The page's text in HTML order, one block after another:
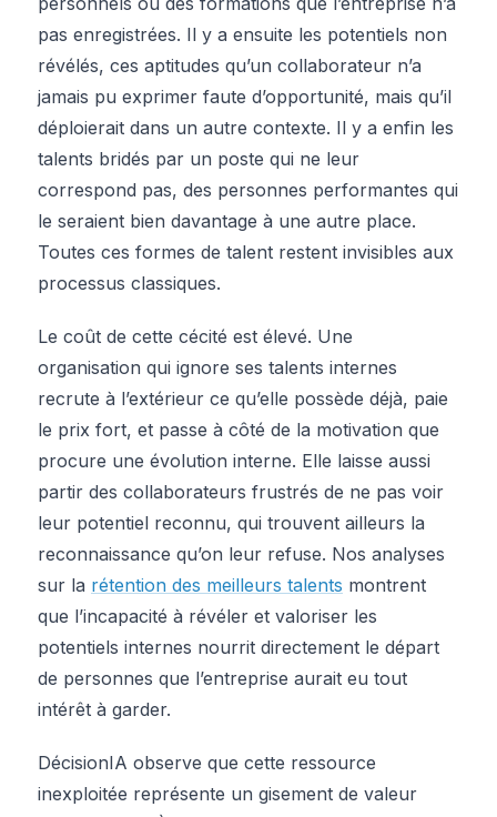
pas enregistrées. Il y a ensuite les potentiels non
révélés, ces aptitudes qu’un collaborateur n’a
jamais pu exprimer faute d’opportunité, mais qu’il
déploierait dans un autre contexte. Il y a enfin les
talents bridés par un poste qui ne leur
correspond pas, des personnes performantes qui
le seraient bien davantage à une autre place.
Toutes ces formes de talent restent invisibles aux
processus classiques.
Le coût de cette cécité est élevé. Une
organisation qui ignore ses talents internes
recrute à l’extérieur ce qu’elle possède déjà, paie
le prix fort, et passe à côté de la motivation que
procure une évolution interne. Elle laisse aussi
partir des collaborateurs frustrés de ne pas voir
leur potentiel reconnu, qui trouvent ailleurs la
reconnaissance qu’on leur refuse. Nos analyses
sur la rétention des meilleurs talents montrent
que l’incapacité à révéler et valoriser les
potentiels internes nourrit directement le départ
de personnes que l’entreprise aurait eu tout
intérêt à garder.
DécisionIA observe que cette ressource
inexploitée représente un gisement de valeur